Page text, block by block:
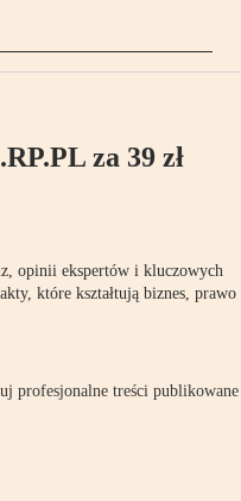
za 39 zł
opinii ekspertów i kluczowych
które kształtują biznes, prawo
profesjonalne treści publikowane